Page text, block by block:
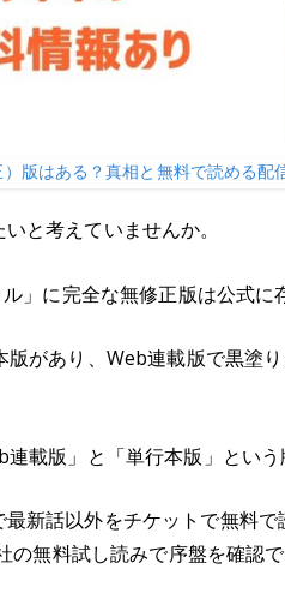
版はある？真相と無料で読める配
と考えていませんか。
」に完全な無修正版は公式に
があり、Web連載版で黒塗
載版」と「単行本版」という
新話以外をチケットで無料
無料試し読みで序盤を確認で